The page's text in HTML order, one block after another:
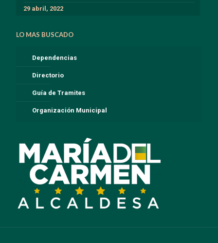
29 abril, 2022
LO MAS BUSCADO
Dependencias
Directorio
Guía de Tramites
Organización Municipal